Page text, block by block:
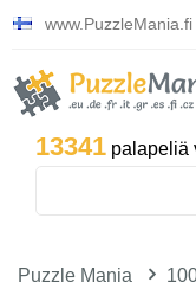
www.PuzzleMania.fi
13341 palapeliä
Puzzle Mania